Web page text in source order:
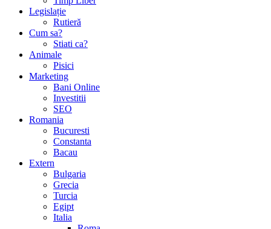
Legislație
Rutieră
Cum sa?
Stiati ca?
Animale
Pisici
Marketing
Bani Online
Investitii
SEO
Romania
Bucuresti
Constanta
Bacau
Extern
Bulgaria
Grecia
Turcia
Egipt
Italia